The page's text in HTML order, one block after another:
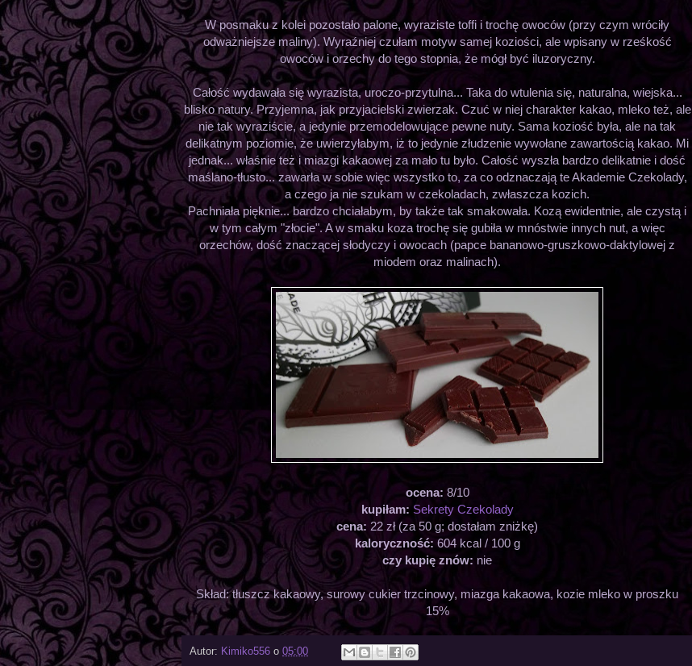
W posmaku z kolei pozostało palone, wyraziste toffi i trochę owoców (przy czym wróciły
odważniejsze maliny). Wyraźniej czułam motyw samej koziości, ale wpisany w rześkość
owoców i orzechy do tego stopnia, że mógł być iluzoryczny.
Całość wydawała się wyrazista, uroczo-przytulna... Taka do wtulenia się, naturalna, wiejska...
blisko natury. Przyjemna, jak przyjacielski zwierzak. Czuć w niej charakter kakao, mleko też, ale
nie tak wyraziście, a jedynie przemodelowujące pewne nuty. Sama koziość była, ale na tak
delikatnym poziomie, że uwierzyłabym, iż to jedynie złudzenie wywołane zawartością kakao. Mi
jednak... właśnie też i miazgi kakaowej za mało tu było. Całość wyszła bardzo delikatnie i dość
maślano-tłusto... zawarła w sobie więc wszystko to, za co odznaczają te Akademie Czekolady,
a czego ja nie szukam w czekoladach, zwłaszcza kozich.
Pachniała pięknie... bardzo chciałabym, by także tak smakowała. Kozą ewidentnie, ale czystą i
w tym całym "złocie". A w smaku koza trochę się gubiła w mnóstwie innych nut, a więc
orzechów, dość znaczącej słodyczy i owocach (papce bananowo-gruszkowo-daktylowej z
miodem oraz malinach).
ocena: 8/10
kupiłam: Sekrety Czekolady
cena: 22 zł (za 50 g; dostałam zniżkę)
kaloryczność: 604 kcal / 100 g
czy kupię znów: nie
Skład: tłuszcz kakaowy, surowy cukier trzcinowy, miazga kakaowa, kozie mleko w proszku
15%
Autor: Kimiko556 o 05:00